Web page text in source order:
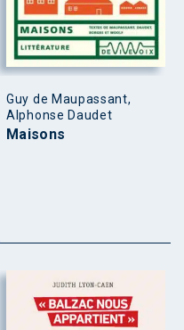
Guy de Maupassant,
Alphonse Daudet
Maisons